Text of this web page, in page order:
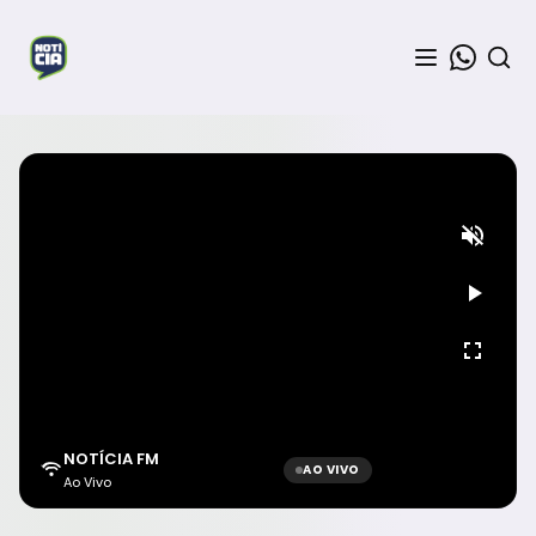
NOTÍCIA FM
Ao Vivo
AO VIVO